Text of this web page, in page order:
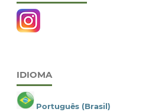
IDIOMA
Português (Brasil)